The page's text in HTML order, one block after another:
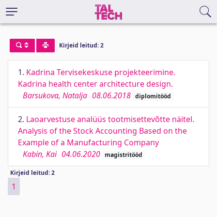
Kirjeid leitud: 2
1. Kadrina Tervisekeskuse projekteerimine.
Kadrina health center architecture design.
Barsukova, Natalja 08.06.2018 diplomitööd
2. Laoarvestuse analüüs tootmisettevõtte näitel.
Analysis of the Stock Accounting Based on the
Example of a Manufacturing Company
Kabin, Kai 04.06.2020 magistritööd
Kirjeid leitud: 2
1